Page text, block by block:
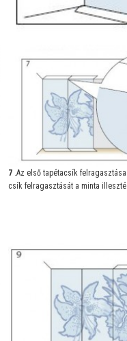
7 .Az első tapétacsík
csík felragasztását a minta